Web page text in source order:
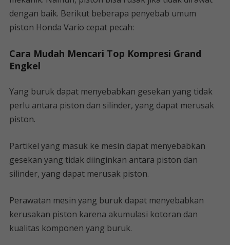
dengan baik. Berikut beberapa penyebab umum
piston Honda Vario cepat pecah:
Cara Mudah Mencari Top Kompresi Grand
Engkel
Yang buruk dapat menyebabkan gesekan yang tidak
perlu antara piston dan silinder, yang dapat merusak
piston.
Partikel yang masuk ke mesin dapat menyebabkan
gesekan yang tidak diinginkan antara piston dan
silinder, yang dapat merusak piston.
Perawatan mesin yang buruk dapat menyebabkan
kerusakan piston karena akumulasi kotoran dan
kualitas komponen yang buruk.